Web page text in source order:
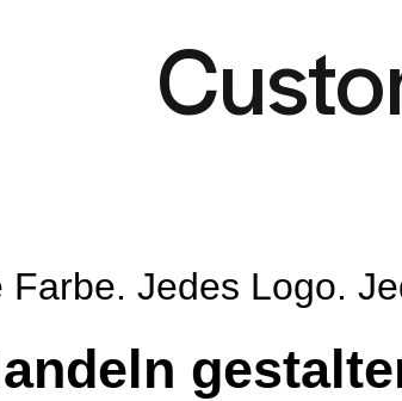
Jedes Logo.